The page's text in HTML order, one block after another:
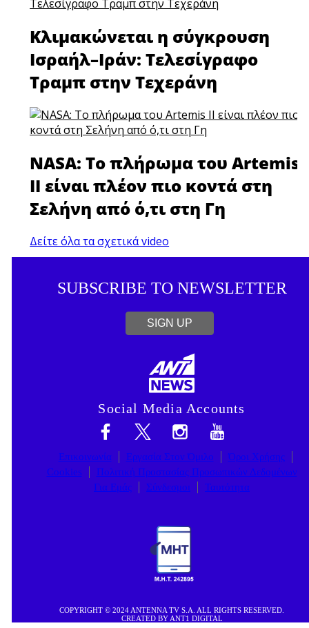
Κλιμακώνεται η σύγκρουση
Ισραήλ–Ιράν: Τελεσίγραφο
Τραμπ στην Τεχεράνη
NASA: Το πλήρωμα του Artemis
II είναι πλέον πιο κοντά στη
Σελήνη από ό,τι στη Γη
Δείτε όλα τα σχετικά video
SUBSCRIBE TO NEWSLETTER
SIGN UP
Social Media Accounts
Επικοινωνία Εργασία Στον Όμιλο
Όροι Χρήσης
Cookies
Πολιτική Προστασίας Προσωπικών Δεδομένων
Για Εμάς
Σύνδεσμοι Ταυτότητα
COPYRIGHT © 2024 ANTENNA TV S.A. ALL RIGHTS RESERVED.
CREATED BY ANT1 DIGITAL